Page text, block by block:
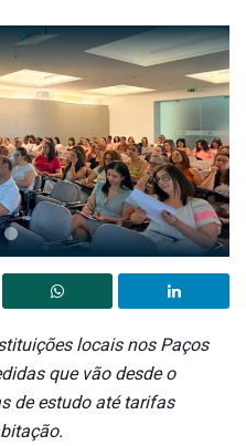
locais nos Paços
que vão desde o
de estudo até tarifas